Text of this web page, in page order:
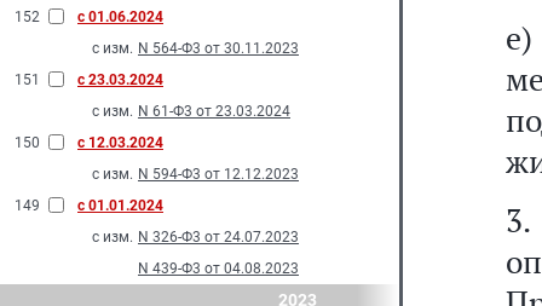
152
с 01.06.2024
с изм. N 564-Ф3 от 30.11.2023
151
с 23.03.2024
с изм. N 61-Ф3 от 23.03.2024
150
с 12.03.2024
с изм. N 594-Ф3 от 12.12.2023
149
с 01.01.2024
с изм. N 326-Ф3 от 24.07.2023
N 439-Ф3 от 04.08.2023
2023